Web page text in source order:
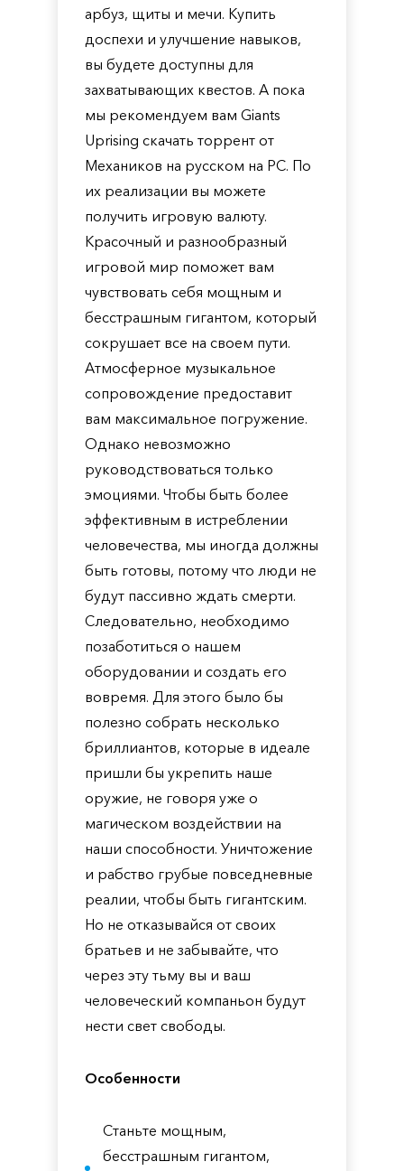
арбуз, щиты и мечи. Купить
доспехи и улучшение навыков,
вы будете доступны для
захватывающих квестов. А пока
мы рекомендуем вам Giants
Uprising скачать торрент от
Механиков на русском на PC. По
их реализации вы можете
получить игровую валюту.
Красочный и разнообразный
игровой мир поможет вам
чувствовать себя мощным и
бесстрашным гигантом, который
сокрушает все на своем пути.
Атмосферное музыкальное
сопровождение предоставит
вам максимальное погружение.
Однако невозможно
руководствоваться только
эмоциями. Чтобы быть более
эффективным в истреблении
человечества, мы иногда должны
быть готовы, потому что люди не
будут пассивно ждать смерти.
Следовательно, необходимо
позаботиться о нашем
оборудовании и создать его
вовремя. Для этого было бы
полезно собрать несколько
бриллиантов, которые в идеале
пришли бы укрепить наше
оружие, не говоря уже о
магическом воздействии на
наши способности. Уничтожение
и рабство грубые повседневные
реалии, чтобы быть гигантским.
Но не отказывайся от своих
братьев и не забывайте, что
через эту тьму вы и ваш
человеческий компаньон будут
нести свет свободы.
Особенности
Станьте мощным,
бесстрашным гигантом,